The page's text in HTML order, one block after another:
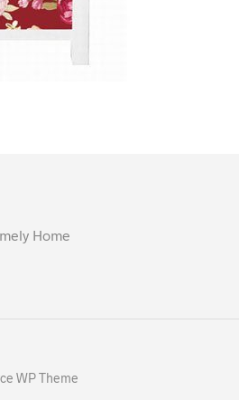
Home
WP Theme